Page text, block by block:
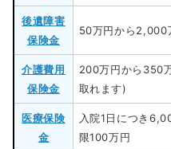
後遺障害
保険金
50万円から2,000
介護費用
保険金
200万円から350
取れます)
医療保険
金
入院1日につき
限100万円